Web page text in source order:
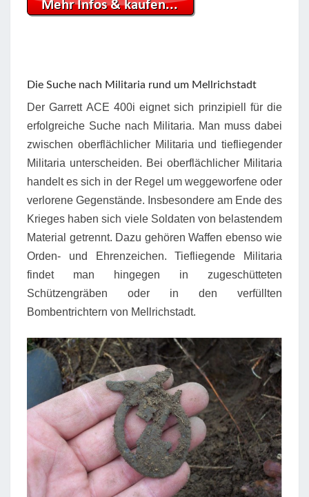
Die Suche nach Militaria rund um Mellrichstadt
Der Garrett ACE 400i eignet sich prinzipiell für die
erfolgreiche Suche nach Militaria. Man muss dabei
zwischen oberflächlicher Militaria und tiefliegender
Militaria unterscheiden. Bei oberflächlicher Militaria
handelt es sich in der Regel um weggeworfene oder
verlorene Gegenstände. Insbesondere am Ende des
Krieges haben sich viele Soldaten von belastendem
Material getrennt. Dazu gehören Waffen ebenso wie
Orden- und Ehrenzeichen. Tiefliegende Militaria
findet man hingegen in zugeschütteten
Schützengräben oder in den verfüllten
Bombentrichtern von Mellrichstadt.